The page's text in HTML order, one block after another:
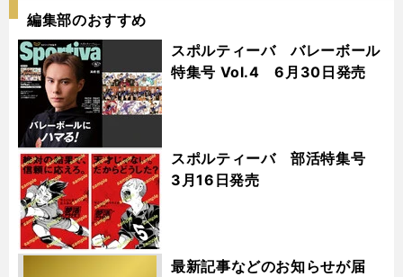
編集部のおすすめ
スポルティーバ バレーボール
特集号 Vol.4 6月30日発売
スポルティーバ 部活特集号
3月16日発売
最新記事などのお知らせが届